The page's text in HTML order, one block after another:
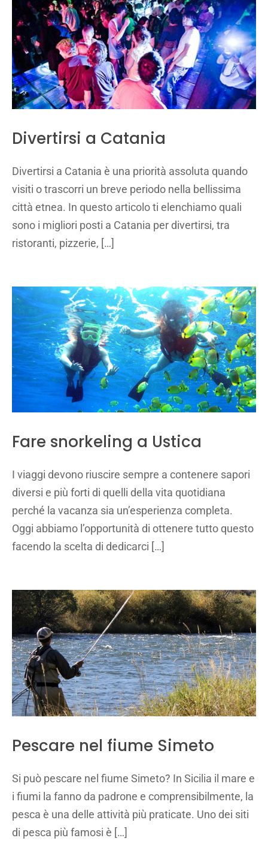
Divertirsi a Catania
Divertirsi a Catania è una priorità assoluta quando
visiti o trascorri un breve periodo nella bellissima
città etnea. In questo articolo ti elenchiamo quali
sono i migliori posti a Catania per divertirsi, tra
ristoranti, pizzerie, […]
Fare snorkeling a Ustica
I viaggi devono riuscire sempre a contenere sapori
diversi e più forti di quelli della vita quotidiana
perché la vacanza sia un’esperienza completa.
Oggi abbiamo l’opportunità di ottenere tutto questo
facendo la scelta di dedicarci […]
Pescare nel fiume Simeto
Si può pescare nel fiume Simeto? In Sicilia il mare e
i fiumi la fanno da padrone e comprensibilmente, la
pesca è una delle attività più praticate. Uno dei siti
di pesca più famosi è […]